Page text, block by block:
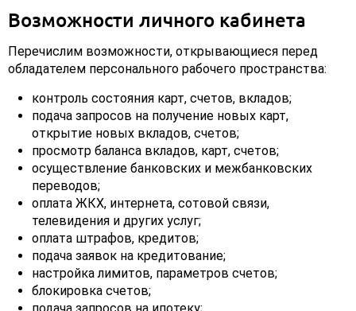
Возможности личного кабинета
Перечислим возможности, открывающиеся перед
обладателем персонального рабочего пространства:
контроль состояния карт, счетов, вкладов;
подача запросов на получение новых карт,
открытие новых вкладов, счетов;
просмотр баланса вкладов, карт, счетов;
осуществление банковских и межбанковских
переводов;
оплата ЖКХ, интернета, сотовой связи,
телевидения и других услуг;
оплата штрафов, кредитов;
подача заявок на кредитование;
настройка лимитов, параметров счетов;
блокировка счетов;